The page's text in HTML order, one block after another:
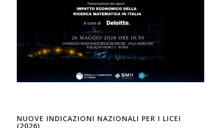
NUOVE INDICAZIONI NAZIONALI PER I LICEI
(2026)